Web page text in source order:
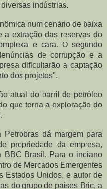
indústrias.
num cenário de baixa
a extração das reservas do
e cara. O segundo
de corrupção e a
dificultarão a captação
dos projetos".
atual do barril de petróleo
que torna a exploração do
dá margem para
propriedade da empresa,
BBC Brasil. Para o indiano
de Mercados Emergentes
Estados Unidos, e autor de
do grupo de países Bric, a